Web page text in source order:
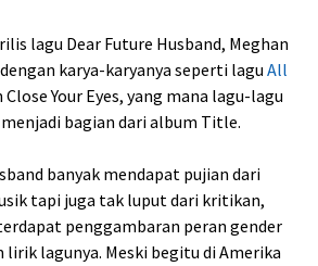
lagu Dear Future Husband, Meghan
karya-karyanya seperti lagu All
Close Your Eyes, yang mana lagu-lagu
bagian dari album Title.
banyak mendapat pujian dari
tapi juga tak luput dari kritikan,
penggambaran peran gender
lirik lagunya. Meski begitu di Amerika